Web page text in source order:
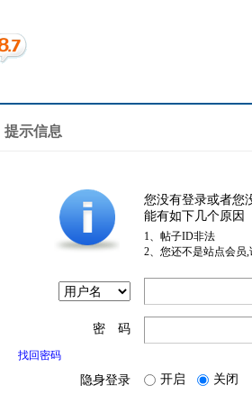
提示信息
您没有登录或者您
能有如下几个原因
1、帖子ID非法
2、您还不是站点会员
密 码
找回密码
隐身登录 开启 关闭